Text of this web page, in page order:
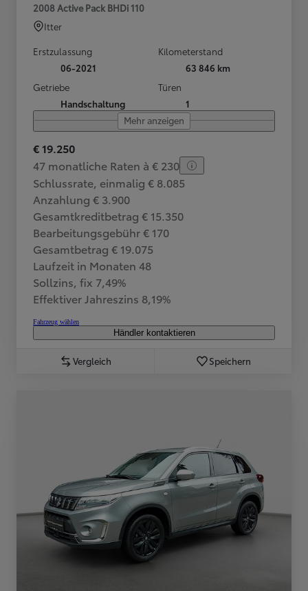
2008 Active Pack BHDi 110
Itter
Erstzulassung
06-2021
Kilometerstand
63 846 km
Getriebe
Handschaltung
Türen
1
Mehr anzeigen
€ 19.250
47 monatliche Raten à € 230
Schlussrate, einmalig € 8.085
Anzahlung € 3.900
Gesamtkreditbetrag € 15.350
Bearbeitungsgebühr € 170
Gesamtbetrag € 19.075
Laufzeit in Monaten 48
Sollzins, fix 7,49%
Effektiver Jahreszins 8,19%
Fahrzeug wählen
Händler kontaktieren
Vergleich Speichern